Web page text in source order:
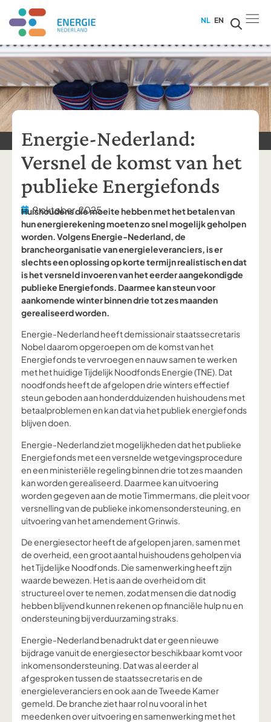
NL EN
Energie-Nederland:
Versnel de komst van het
publieke Energiefonds
9 oktober, 2025
Huishoudens die moeite hebben met het betalen van
hun energierekening moeten zo snel mogelijk geholpen
worden. Volgens Energie-Nederland, de
brancheorganisatie van energieleveranciers, is er
slechts een oplossing op korte termijn realistisch en dat
is het versneld invoeren van het eerder aangekondigde
publieke Energiefonds. Daarmee kan steun voor
aankomende winter binnen drie tot zes maanden
gerealiseerd worden.
Energie-Nederland heeft demissionair staatssecretaris
Nobel daarom opgeroepen om de komst van het
Energiefonds te vervroegen en nauw samen te werken
met het huidige Tijdelijk Noodfonds Energie (TNE). Dat
noodfonds heeft de afgelopen drie winters effectief
steun geboden aan honderdduizenden huishoudens met
betaalproblemen en kan dat via het publiek energiefonds
blijven doen.
Energie-Nederland ziet mogelijkheden dat het publieke
Energiefonds met een versnelde wetgevingsprocedure
en een ministeriële regeling binnen drie tot zes maanden
kan worden gerealiseerd. Daarmee kan uitvoering
worden gegeven aan de motie Timmermans, die pleit voor
versnelling van de publieke inkomensondersteuning, en
uitvoering van het amendement Grinwis.
De energiesector heeft de afgelopen jaren, samen met
de overheid, een groot aantal huishoudens geholpen via
het Tijdelijke Noodfonds. Die samenwerking heeft zijn
waarde bewezen. Het is aan de overheid om dit
structureel over te nemen, zodat mensen die dat nodig
hebben blijvend kunnen rekenen op financiële hulp nu en
ondersteuning bij verduurzaming straks.
Energie-Nederland benadrukt dat er geen nieuwe
bijdrage vanuit de energiesector beschikbaar komt voor
inkomensondersteuning. Dat was al eerder al
afgesproken tussen de staatssecretaris en de
energieleveranciers en ook aan de Tweede Kamer
gemeld. De branche ziet haar rol nu vooral in het
meedenken over uitvoering en samenwerking met het